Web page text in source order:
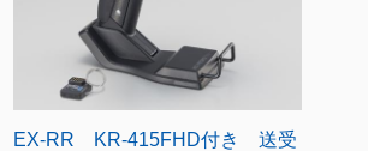
EX-RR KR-415FHD付き 送受